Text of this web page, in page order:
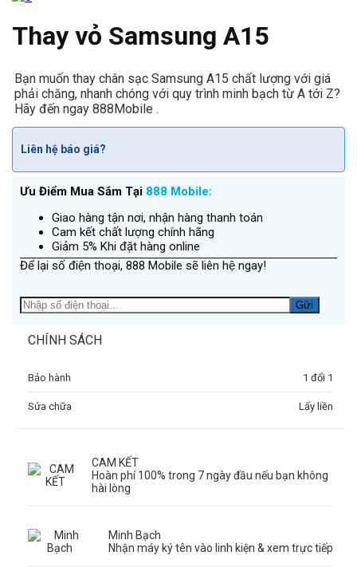
Thay vỏ Samsung A15
Bạn muốn thay chân sạc Samsung A15 chất lượng với giá
phải chăng, nhanh chóng với quy trình minh bạch từ A tới Z?
Hãy đến ngay 888Mobile .
Liên hệ báo giá?
Ưu Điểm Mua Sắm Tại 888 Mobile:
Giao hàng tận nơi, nhận hàng thanh toán
Cam kết chất lượng chính hãng
Giảm 5% Khi đặt hàng online
Để lại số điện thoại, 888 Mobile sẽ liên hệ ngay!
CHÍNH SÁCH
Bảo hành 1 đổi 1
Sửa chữa Lấy liền
CAM KẾT
Hoàn phí 100% trong 7 ngày đầu nếu bạn không
hài lòng
Minh Bạch
Nhận máy ký tên vào linh kiện & xem trực tiếp